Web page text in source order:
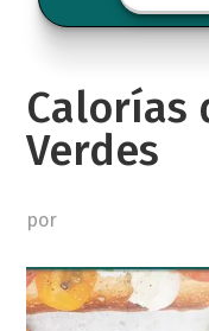
Calorías
Verdes
por